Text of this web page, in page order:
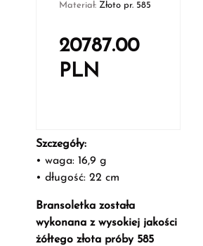
Materiał: Złoto pr. 585
20787.00
PLN
Szczegóły:
• waga: 16,9 g
• długość: 22 cm
Bransoletka została
wykonana z wysokiej jakości
żółtego złota próby 585